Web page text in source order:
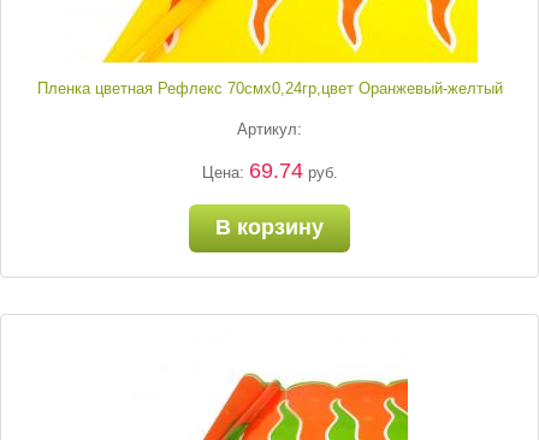
Пленка цветная Рефлекс 70смх0,24гр,цвет Оранжевый-желтый
Артикул:
Цена: 69.74руб.
В корзину